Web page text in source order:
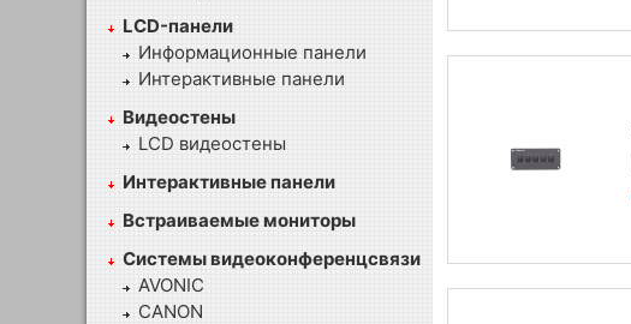
LCD-панели
Информационные панели
Интерактивные панели
Видеостены
LCD видеостены
Интерактивные панели
Встраиваемые мониторы
Системы видеоконференцсвязи
AVONIC
CANON